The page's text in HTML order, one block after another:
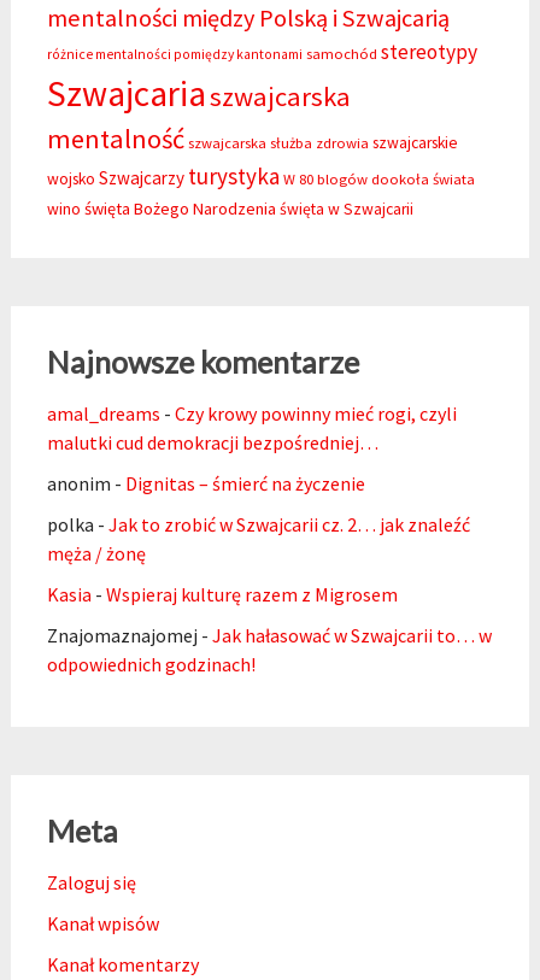
mentalności między Polską i Szwajcarią
różnice mentalności pomiędzy kantonami samochód stereotypy
Szwajcariaszwajcarska
mentalność szwajcarska służba zdrowia szwajcarskie
wojsko Szwajcarzy turystyka W 80 blogów dookoła świata
wino święta Bożego Narodzenia święta w Szwajcarii
Najnowsze komentarze
amal_dreams - Czy krowy powinny mieć rogi, czyli
malutki cud demokracji bezpośredniej…
anonim - Dignitas – śmierć na życzenie
polka - Jak to zrobić w Szwajcarii cz. 2… jak znaleźć
męża / żonę
Kasia - Wspieraj kulturę razem z Migrosem
Znajomaznajomej - Jak hałasować w Szwajcarii to… w
odpowiednich godzinach!
Meta
Zaloguj się
Kanał wpisów
Kanał komentarzy